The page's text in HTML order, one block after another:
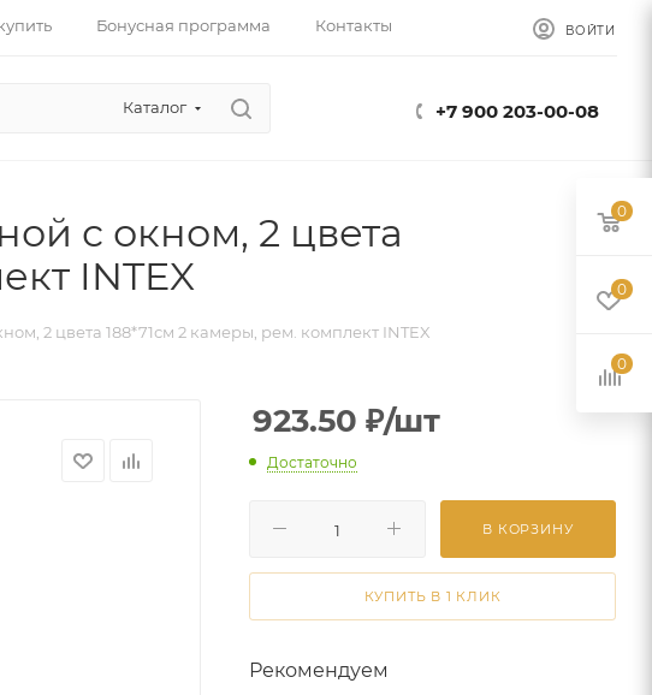
Бонусная программа Контакты ВОЙТИ
Каталог +7 900 203-00-08
с окном, 2 цвета
INTEX
2 цвета 188*71см 2 камеры, рем. комплект INTEX
923.50 ₽/шт
Достаточно
В КОРЗИНУ
КУПИТЬ В 1 КЛИК
Рекомендуем
0
0
0